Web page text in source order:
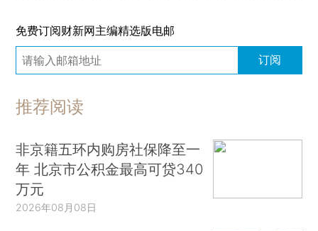
免费订阅财新网主编精选版电邮
订阅
推荐阅读
非京籍五环内购房社保降至一
年 北京市公积金最高可贷340
万元
2026年08月08日